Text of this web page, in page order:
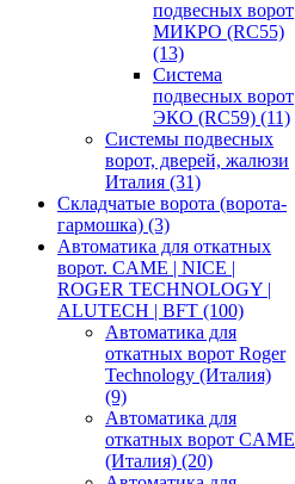
подвесных ворот
МИКРО (RC55)
(13)
Система
подвесных ворот
ЭКО (RC59) (11)
Системы подвесных
ворот, дверей, жалюзи
Италия (31)
Складчатые ворота (ворота-
гармошка) (3)
Автоматика для откатных
ворот. CAME | NICE |
ROGER TECHNOLOGY |
ALUTECH | BFT (100)
Автоматика для
откатных ворот Roger
Technology (Италия)
(9)
Автоматика для
откатных ворот CAME
(Италия) (20)